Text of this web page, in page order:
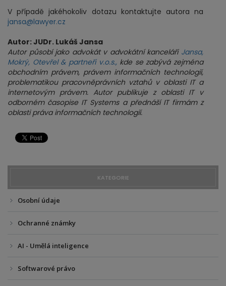
V případě jakéhokoliv dotazu kontaktujte autora na
jansa@lawyer.cz
Autor: JUDr. Lukáš Jansa
Autor působí jako advokát v advokátní kanceláři Jansa,
Mokrý, Otevřel & partneři v.o.s., kde se zabývá zejména
obchodním právem, právem informačních technologií,
problematikou pracovněprávních vztahů v oblasti IT a
internetovým právem. Autor publikuje z oblasti IT v
odborném časopise IT Systems a přednáší IT firmám z
oblasti práva informačních technologií.
KATEGORIE
Osobní údaje
Ochranné známky
AI - Umělá inteligence
Softwarové právo